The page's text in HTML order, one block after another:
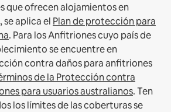
que ofrecen alojamientos en
aplica el Plan de protección para
. Para los Anfitriones cuyo país de
se encuentre en
contra daños para anfitriones
de la Protección contra
para usuarios australianos. Ten
los límites de las coberturas se